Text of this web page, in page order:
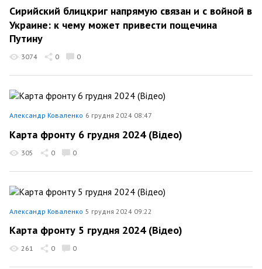
Сирийский блицкриг напрямую связан и с войной в
Украине: к чему может привести пощечина
Путину
3074 0 0
Александр Коваленко 6 грудня 2024 08:47
Карта фронту 6 грудня 2024 (Відео)
305 0 0
Александр Коваленко 5 грудня 2024 09:22
Карта фронту 5 грудня 2024 (Відео)
261 0 0